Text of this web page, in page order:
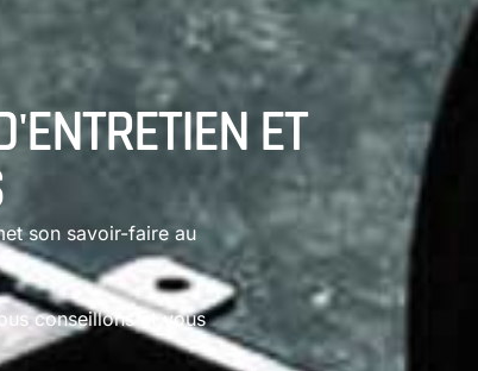
ET
son savoir-faire au
conseillons et vous